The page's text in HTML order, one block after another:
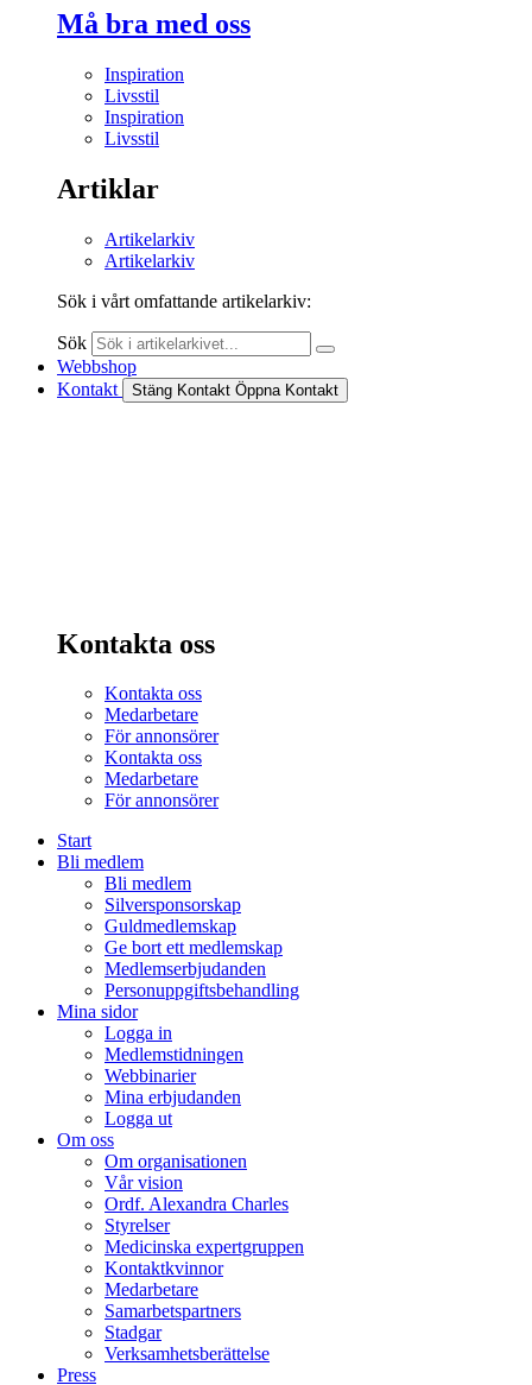
Må bra med oss
Inspiration
Livsstil
Inspiration
Livsstil
Artiklar
Artikelarkiv
Artikelarkiv
Sök i vårt omfattande artikelarkiv:
Sök
Webbshop
Kontakt
Stäng Kontakt Öppna Kontakt
Kontakta oss
Kontakta oss
Medarbetare
För annonsörer
Kontakta oss
Medarbetare
För annonsörer
Start
Bli medlem
Bli medlem
Silversponsorskap
Guldmedlemskap
Ge bort ett medlemskap
Medlemserbjudanden
Personuppgiftsbehandling
Mina sidor
Logga in
Medlemstidningen
Webbinarier
Mina erbjudanden
Logga ut
Om oss
Om organisationen
Vår vision
Ordf. Alexandra Charles
Styrelser
Medicinska expertgruppen
Kontaktkvinnor
Medarbetare
Samarbetspartners
Stadgar
Verksamhetsberättelse
Press